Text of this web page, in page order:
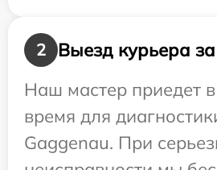
2
Выезд курьера
Наш мастер приедет
время для
Gaggenau. При